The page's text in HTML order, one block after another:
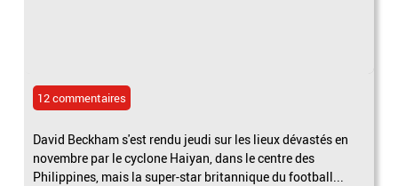
12 commentaires
David Beckham s'est rendu jeudi sur les lieux dévastés en
novembre par le cyclone Haiyan, dans le centre des
Philippines, mais la super-star britannique du football...